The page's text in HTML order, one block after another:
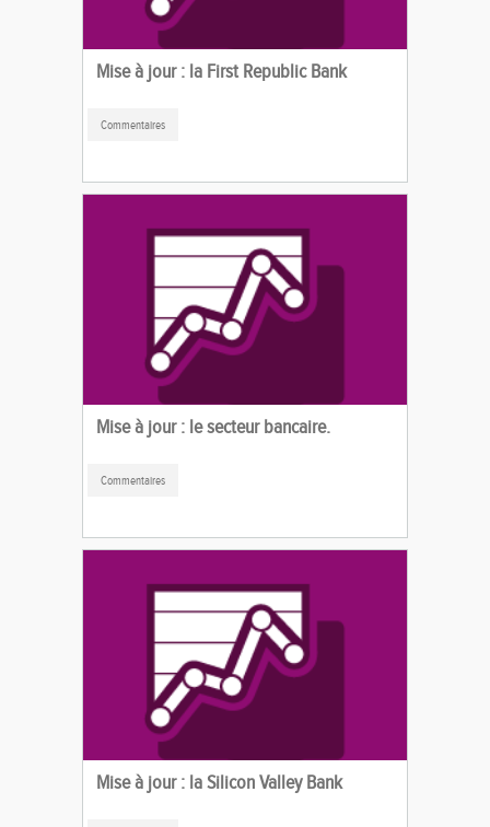
Mise à jour : la First Republic Bank
Commentaires
Mise à jour : le secteur bancaire.
Commentaires
Mise à jour : la Silicon Valley Bank